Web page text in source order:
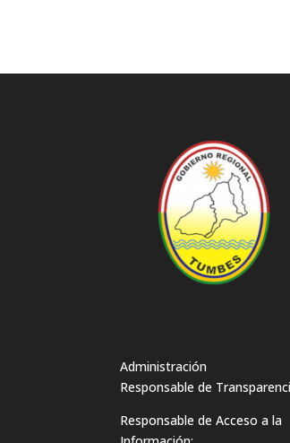
Administración
Responsable de
Responsable de Acceso a la